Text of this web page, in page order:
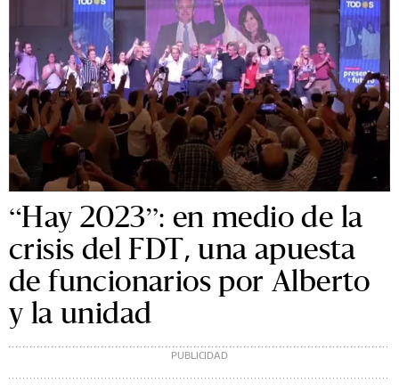
“Hay 2023”: en medio de la
crisis del FDT, una apuesta
de funcionarios por Alberto
y la unidad